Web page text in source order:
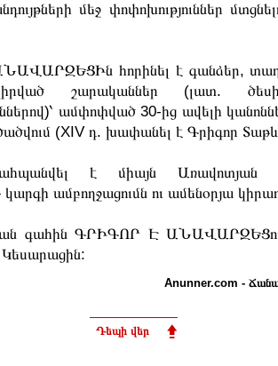
մեջ փոփոխություններ
հորինել է գանձեր,
շարականներ (լատ.
ամփոփված 30-ից ավելի
(XIV դ. խափանել է Գրիգոր
է միայն Առավոտյան
ամբողջացումն ու ամենօրյա
գահին ԳՐԻԳՈՐ Է
Anunner.com -
Դեպի վեր